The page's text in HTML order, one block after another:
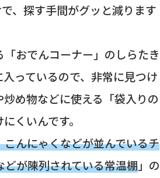
、探す手間がグッと減ります
おでんコーナー」のしらたき
っているので、非常に見つけ
め物などに使える「袋入りの
くいんです。
こんにゃくなどが並んでいるチ
が陳列されている常温棚」の